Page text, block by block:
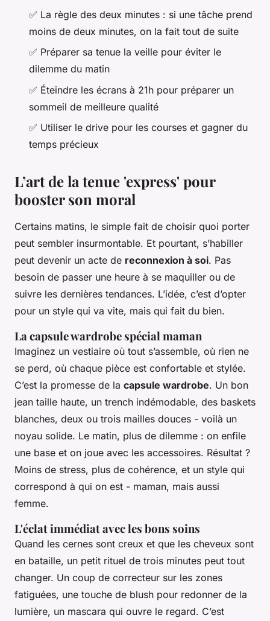
✅ La règle des deux minutes : si une tâche prend
moins de deux minutes, on la fait tout de suite
✅ Préparer sa tenue la veille pour éviter le
dilemme du matin
✅ Éteindre les écrans à 21h pour préparer un
sommeil de meilleure qualité
✅ Utiliser le drive pour les courses et gagner du
temps précieux
L’art de la tenue 'express' pour
booster son moral
Certains matins, le simple fait de choisir quoi porter
peut sembler insurmontable. Et pourtant, s’habiller
peut devenir un acte de reconnexion à soi. Pas
besoin de passer une heure à se maquiller ou de
suivre les dernières tendances. L’idée, c’est d’opter
pour un style qui va vite, mais qui fait du bien.
La capsule wardrobe spécial maman
Imaginez un vestiaire où tout s’assemble, où rien ne
se perd, où chaque pièce est confortable et stylée.
C’est la promesse de la capsule wardrobe. Un bon
jean taille haute, un trench indémodable, des baskets
blanches, deux ou trois mailles douces - voilà un
noyau solide. Le matin, plus de dilemme : on enfile
une base et on joue avec les accessoires. Résultat ?
Moins de stress, plus de cohérence, et un style qui
correspond à qui on est - maman, mais aussi
femme.
L'éclat immédiat avec les bons soins
Quand les cernes sont creux et que les cheveux sont
en bataille, un petit rituel de trois minutes peut tout
changer. Un coup de correcteur sur les zones
fatiguées, une touche de blush pour redonner de la
lumière, un mascara qui ouvre le regard. C’est